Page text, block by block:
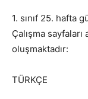
1. sınıf 25. hafta
Çalışma sayfaları
oluşmaktadır:
TÜRKÇE